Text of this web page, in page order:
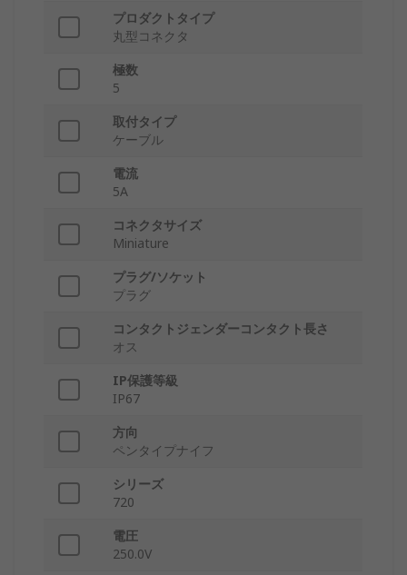
プロダクトタイプ
丸型コネクタ
極数
5
取付タイプ
ケーブル
電流
5A
コネクタサイズ
Miniature
プラグ/ソケット
プラグ
コンタクトジェンダーコンタクト長さ
オス
IP保護等級
IP67
方向
ペンタイプナイフ
シリーズ
720
電圧
250.0V